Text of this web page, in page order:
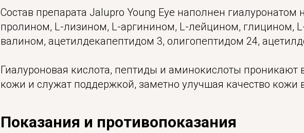
Состав препарата Jalupro Young Eye наполнен гиалуронатом
пролином, L-лизином, L-аргинином, L-лейцином, глицином,
валином, ацетилдекапептидом 3, олигопептидом 24,
Гиалуроновая кислота, пептиды и аминокислоты проникают
кожи и служат поддержкой, заметно улучшая качество кожи
Показания и противопоказания